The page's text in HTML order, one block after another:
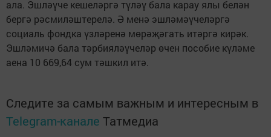
ала. Эшләүче кешеләргә түләү бала карау ялы белән
бергә рәсмиләштерелә. Ә менә эшләмәүчеләргә
социаль фондка үзләренә мөрәҗәгать итәргә кирәк.
Эшләмичә бала тәрбияләүчеләр өчен пособие күләме
аена 10 669,64 сум тәшкил итә.
Следите за самым важным и интересным в
Telegram-канале Татмедиа